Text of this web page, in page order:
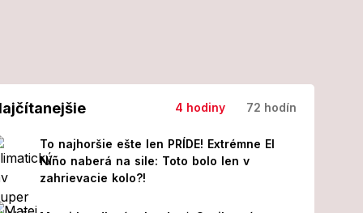
4 hodiny 72 hodín
To najhoršie ešte len PRÍDE! Extrémne El
Niño naberá na sile: Toto bolo len v
zahrievacie kolo?!